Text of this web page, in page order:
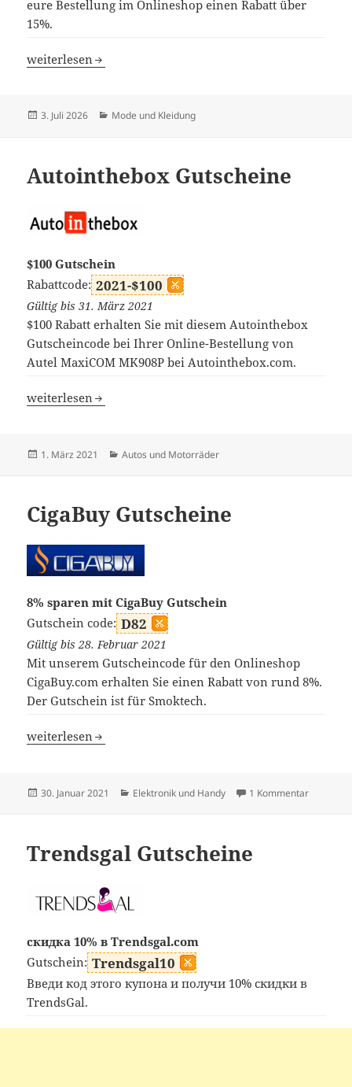
eure Bestellung im Onlineshop einen Rabatt über
15%.
Urban Revivo Gutscheine
weiterlesen
Veröffentlicht
3. Juli 2026 Kategorien
Mode und Kleidung
Autointhebox Gutscheine
$100 Gutschein
Rabattcode: 2021-$100
Gültig bis 31. März 2021
$100 Rabatt erhalten Sie mit diesem Autointhebox
Gutscheincode bei Ihrer Online-Bestellung von
Autel MaxiCOM MK908P bei Autointhebox.com.
Autointhebox Gutscheine
weiterlesen
Veröffentlicht
1. März 2021 Kategorien
Autos und Motorräder
CigaBuy Gutscheine
8% sparen mit CigaBuy Gutschein
Gutschein code: D82
Gültig bis 28. Februar 2021
Mit unserem Gutscheincode für den Onlineshop
CigaBuy.com erhalten Sie einen Rabatt von rund 8%.
Der Gutschein ist für Smoktech.
CigaBuy Gutscheine
weiterlesen
Veröffentlicht
30. Januar 2021 Kategorien
Elektronik und Handy 1 Kommentarzu
Trendsgal Gutscheine
скидка 10% в Trendsgal.com
Gutschein: Trendsgal10
Введи код этого купона и получи 10% скидки в
TrendsGal.